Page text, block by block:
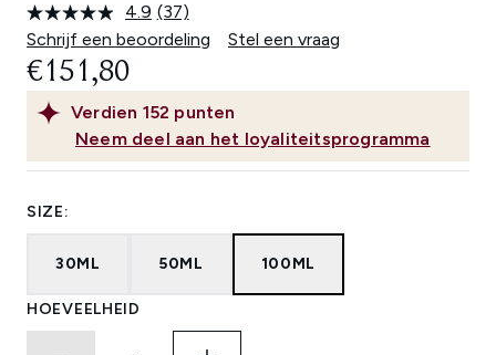
4.9 Lees
37
beoordelingen.
paginalink.
(37)
Schrijf een beoordeling
Stel een vraag
Verdien 152 punten
Neem deel aan het loyaliteitsprogramma
€151,80
SIZE:
30ML 50ML 100ML
HOEVEELHEID